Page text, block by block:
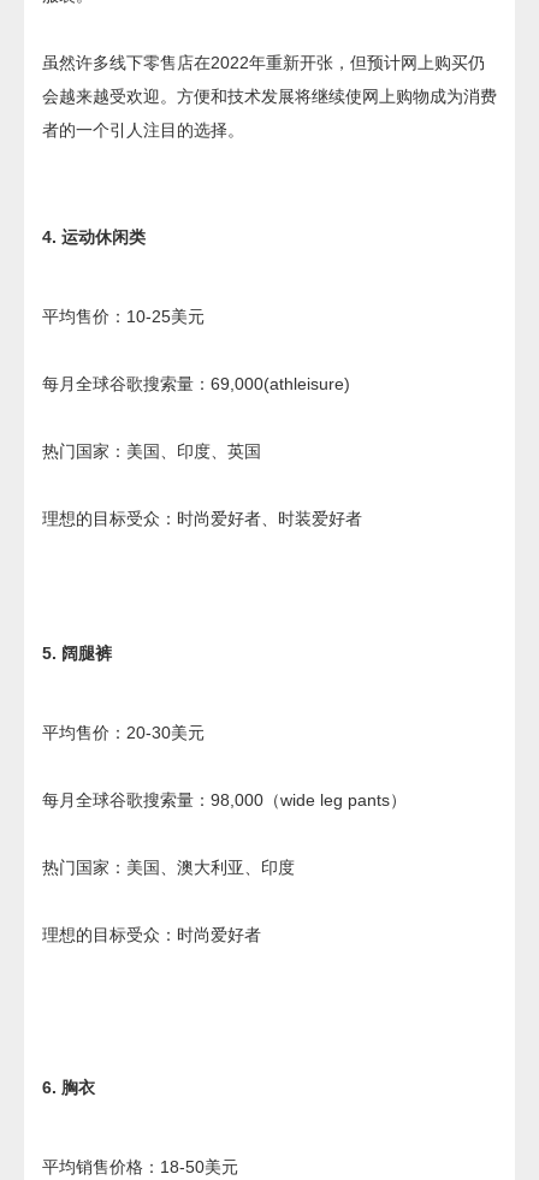
虽然许多线下零售店在2022年重新开张，但预计网上购买仍
会越来越受欢迎。方便和技术发展将继续使网上购物成为消费
者的一个引人注目的选择。
4. 运动休闲类
平均售价：10-25美元
每月全球谷歌搜索量：69,000(athleisure)
热门国家：美国、印度、英国
理想的目标受众：时尚爱好者、时装爱好者
5. 阔腿裤
平均售价：20-30美元
每月全球谷歌搜索量：98,000（wide leg pants）
热门国家：美国、澳大利亚、印度
理想的目标受众：时尚爱好者
6. 胸衣
平均销售价格：18-50美元